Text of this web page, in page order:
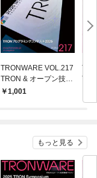
TRONWARE VOL.217
TRON & オープン技術
情報マガジン
1,001
もっと見る